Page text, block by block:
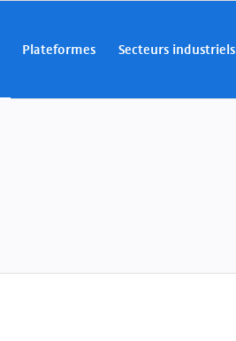
Plateformes Secteurs industriels